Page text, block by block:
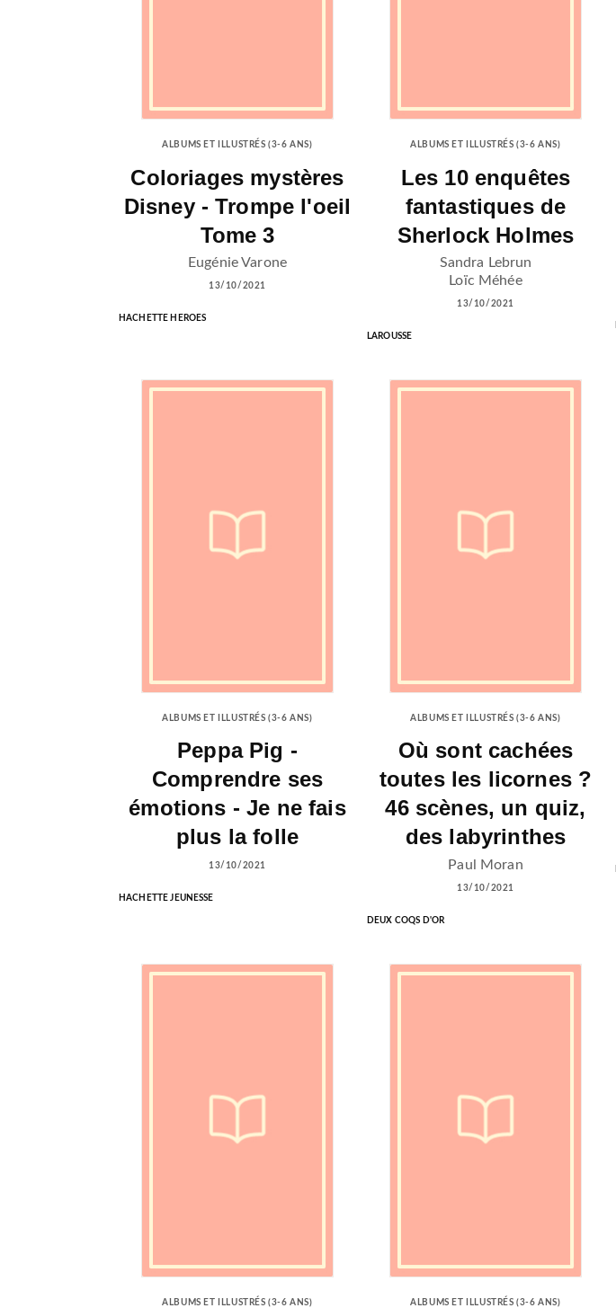
ALBUMS ET ILLUSTRÉS (3-6 ANS)
Coloriages mystères
Disney - Trompe l'oeil
Tome 3
Eugénie Varone
13/10/2021
HACHETTE HEROES
ALBUMS ET ILLUSTRÉS (3-6 ANS)
Les 10 enquêtes
fantastiques de
Sherlock Holmes
Sandra Lebrun
Loïc Méhée
13/10/2021
LAROUSSE
ALBUMS ET ILLUSTRÉS (3-6 ANS)
Peppa Pig -
Comprendre ses
émotions - Je ne fais
plus la folle
13/10/2021
HACHETTE JEUNESSE
ALBUMS ET ILLUSTRÉS (3-6 ANS)
Où sont cachées
toutes les licornes ?
46 scènes, un quiz,
des labyrinthes
Paul Moran
13/10/2021
DEUX COQS D'OR
ALBUMS ET ILLUSTRÉS (3-6 ANS) ALBUMS ET ILLUSTRÉS (3-6 ANS)